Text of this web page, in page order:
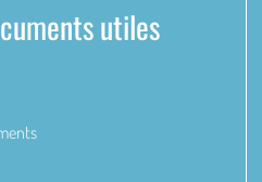
utiles